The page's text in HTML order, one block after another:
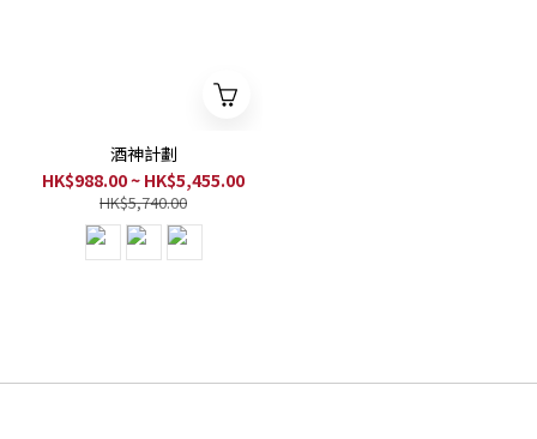
酒神計劃
HK$988.00 ~ HK$5,455.00
HK$5,740.00